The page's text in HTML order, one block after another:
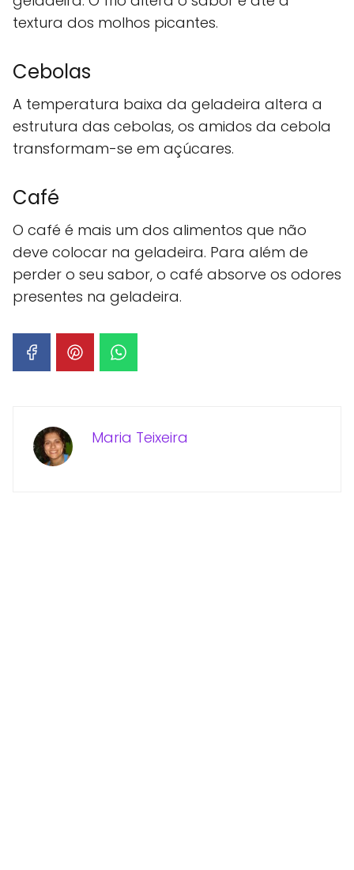
textura dos molhos picantes.
Cebolas
A temperatura baixa da geladeira altera a
estrutura das cebolas, os amidos da cebola
transformam-se em açúcares.
Café
O café é mais um dos alimentos que não
deve colocar na geladeira. Para além de
perder o seu sabor, o café absorve os odores
presentes na geladeira.
Maria Teixeira